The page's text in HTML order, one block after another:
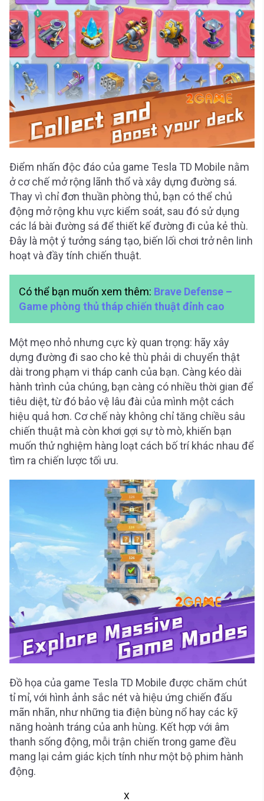
Điểm nhấn độc đáo của game Tesla TD Mobile nằm
ở cơ chế mở rộng lãnh thổ và xây dựng đường sá.
Thay vì chỉ đơn thuần phòng thủ, bạn có thể chủ
động mở rộng khu vực kiểm soát, sau đó sử dụng
các lá bài đường sá để thiết kế đường đi của kẻ thù.
Đây là một ý tưởng sáng tạo, biến lối chơi trở nên linh
hoạt và đầy tính chiến thuật.
Có thể bạn muốn xem thêm: Brave Defense –
Game phòng thủ tháp chiến thuật đỉnh cao
Một mẹo nhỏ nhưng cực kỳ quan trọng: hãy xây
dựng đường đi sao cho kẻ thù phải di chuyển thật
dài trong phạm vi tháp canh của bạn. Càng kéo dài
hành trình của chúng, bạn càng có nhiều thời gian để
tiêu diệt, từ đó bảo vệ lâu đài của mình một cách
hiệu quả hơn. Cơ chế này không chỉ tăng chiều sâu
chiến thuật mà còn khơi gợi sự tò mò, khiến bạn
muốn thử nghiệm hàng loạt cách bố trí khác nhau để
tìm ra chiến lược tối ưu.
Đồ họa của game Tesla TD Mobile được chăm chút
tỉ mỉ, với hình ảnh sắc nét và hiệu ứng chiến đấu
mãn nhãn, như những tia điện bùng nổ hay các kỹ
năng hoành tráng của anh hùng. Kết hợp với âm
thanh sống động, mỗi trận chiến trong game đều
mang lại cảm giác kịch tính như một bộ phim hành
động.
X